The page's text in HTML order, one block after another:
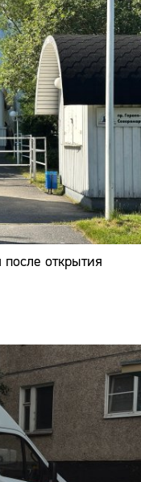
открытия